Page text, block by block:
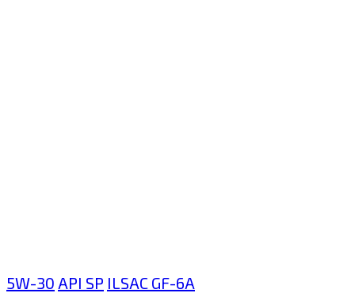
5W-30 API SP ILSAC GF-6A